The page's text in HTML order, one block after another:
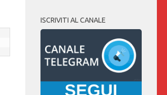
ISCRIVITI AL CANALE